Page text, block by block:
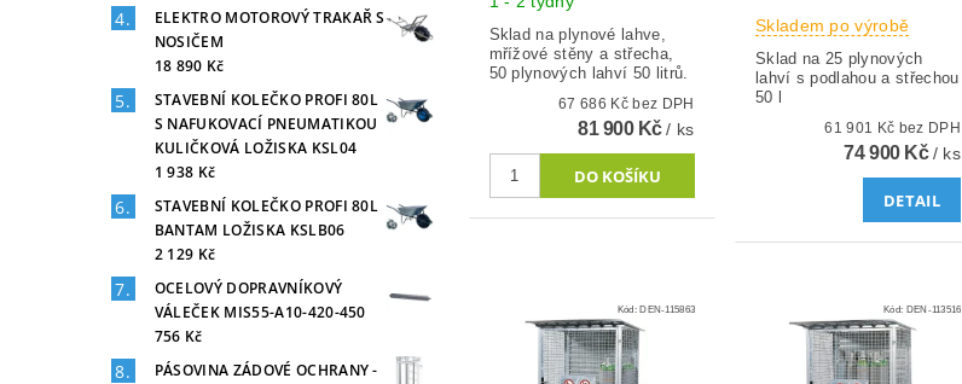
ELEKTRO MOTOROVÝ TRAKAŘ S
NOSIČEM
18 890 Kč
STAVEBNÍ KOLEČKO PROFI 80L
S NAFUKOVACÍ PNEUMATIKOU
KULIČKOVÁ LOŽISKA KSL04
1 938 Kč
STAVEBNÍ KOLEČKO PROFI 80L
BANTAM LOŽISKA KSLB06
2 129 Kč
OCELOVÝ DOPRAVNÍKOVÝ
VÁLEČEK MIS55-A10-420-450
756 Kč
PÁSOVINA ZÁDOVÉ OCHRANY -
Sklad na plynové lahve,
mřížové stěny a střecha,
50 plynových lahví 50 litrů.
67 686 Kč bez DPH
81 900 Kč/ ks
Skladem po výrobě
Sklad na 25 plynových
lahví s podlahou a střechou
50 l
61 901 Kč bez DPH
74 900 Kč/ ks
DETAIL
Kód:DEN-115863 Kód: DEN-113516